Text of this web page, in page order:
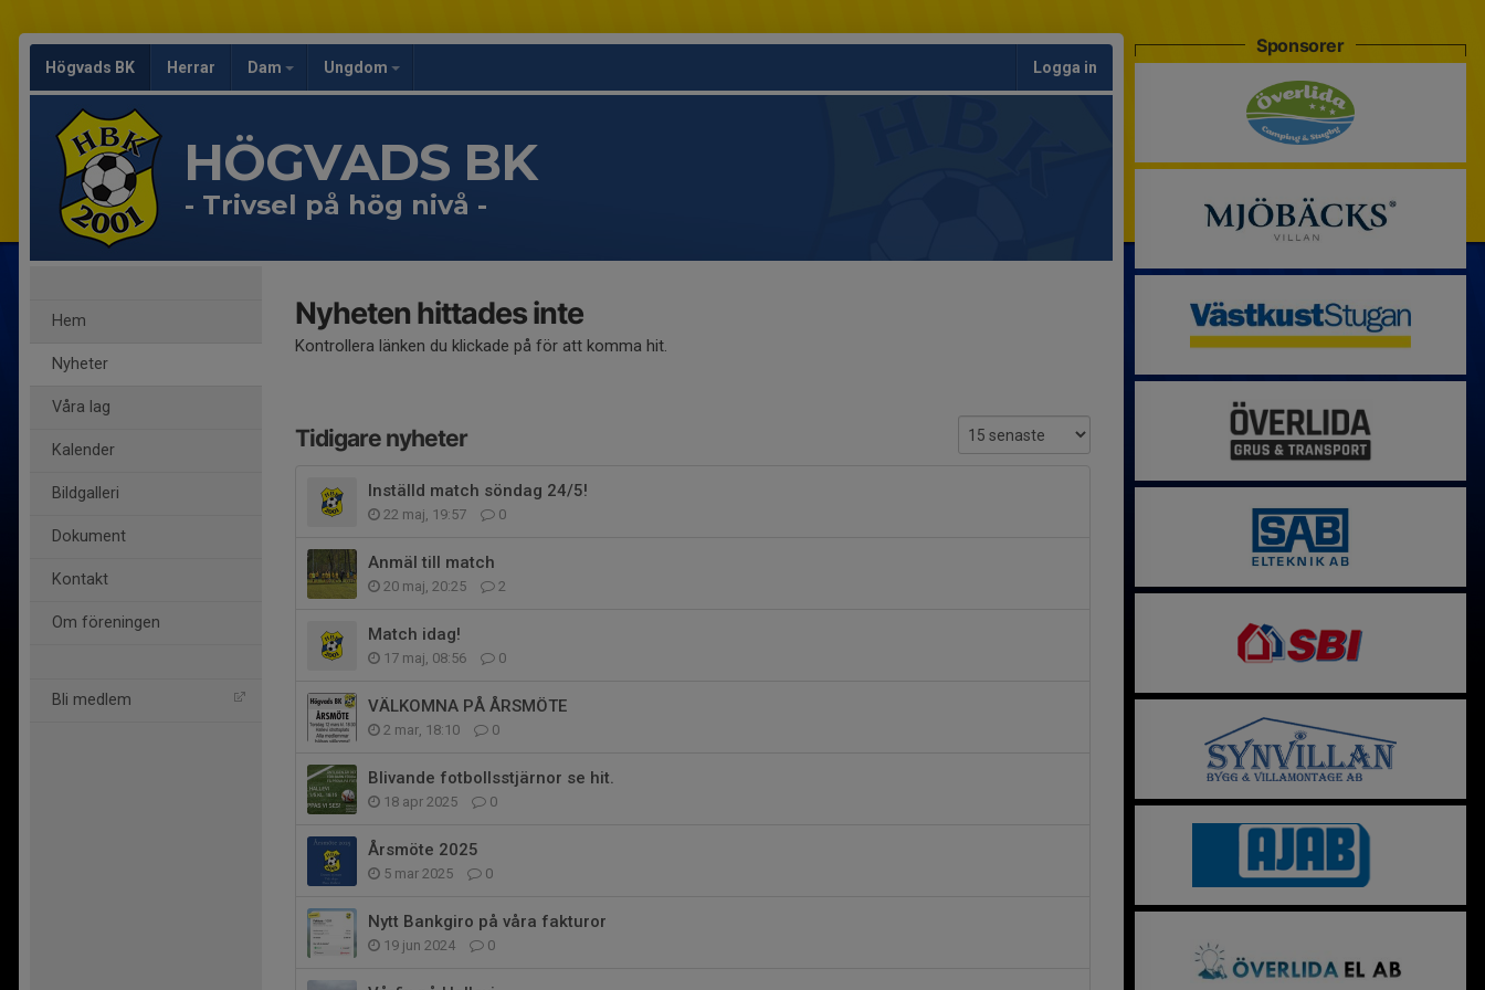
Högvads BK Herrar Dam Ungdom Logga in
HÖGVADS BK
- Trivsel på hög nivå -
Hem
Nyheter
Våra lag
Kalender
Bildgalleri
Dokument
Kontakt
Om föreningen
Bli medlem
Nyheten hittades inte
Kontrollera länken du klickade på för att komma hit.
Tidigare nyheter
Inställd match söndag 24/5!
22 maj, 19:57 0
Anmäl till match
20 maj, 20:25 2
Match idag!
17 maj, 08:56 0
VÄLKOMNA PÅ ÅRSMÖTE
2 mar, 18:10 0
Blivande fotbollsstjärnor se hit.
18 apr 2025 0
Årsmöte 2025
5 mar 2025 0
Nytt Bankgiro på våra fakturor
19 jun 2024 0
Sponsorer